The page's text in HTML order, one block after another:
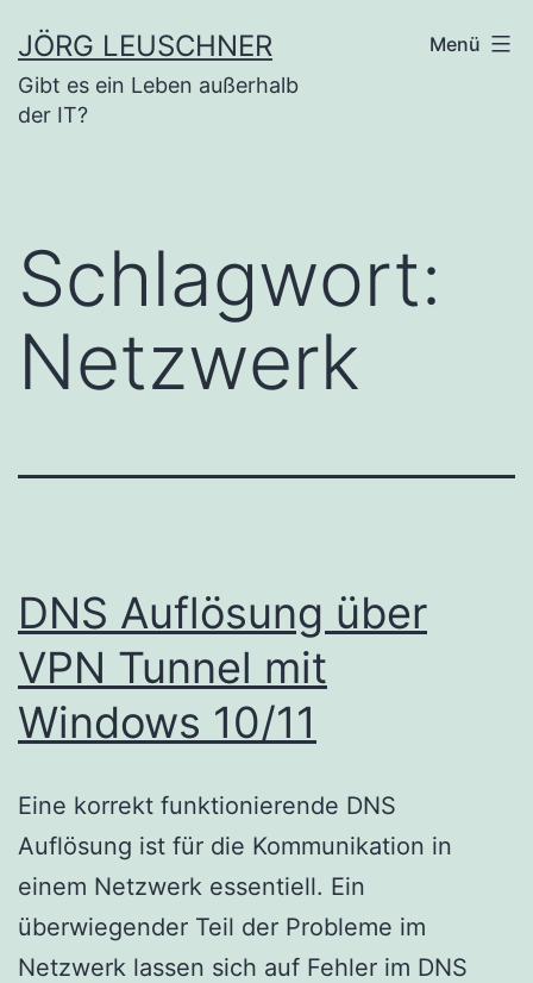
Inhalt
springen
JÖRG LEUSCHNER
Gibt es ein Leben außerhalb
der IT?
Menü
Schlagwort:
Netzwerk
DNS Auflösung über
VPN Tunnel mit
Windows 10/11
Eine korrekt funktionierende DNS
Auflösung ist für die Kommunikation in
einem Netzwerk essentiell. Ein
überwiegender Teil der Probleme im
Netzwerk lassen sich auf Fehler im DNS